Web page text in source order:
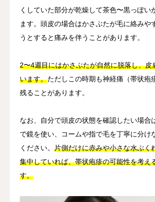
くしていた部分が乾燥して茶色〜黒っぽい
ます。頭皮の場合はかさぶたが毛に絡みや
うとすると痛みを伴うことがあります。
2〜4週目にはかさぶたが自然に脱落し、皮
います。ただしこの時期も神経痛（帯状疱
残ることがあります。
なお、自分で頭皮の状態を確認したい場合
で鏡を使い、コームや指で毛を丁寧に分け
ください。 片側だけに赤みや小さな水ぶく
集中していれば、帯状疱疹の可能性を考え
す。